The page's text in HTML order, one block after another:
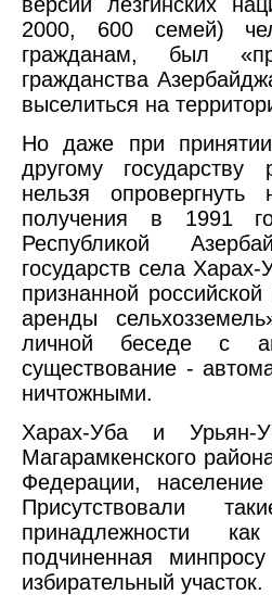
2000, 600 семей)
гражданам, был
гражданства
выселиться на
Но даже при
другому государству
нельзя
получения в 1991
Республикой
государств села
признанной
аренды
личной беседе с
существование -
ничтожными.
Харах-Уба и Урьян-
Магарамкенского
Федерации,
Присутствовали
принадлежности
подчиненная
избирательный участок.